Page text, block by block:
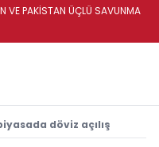
VE PAKİSTAN ÜÇLÜ SAVUNMA
döviz açılış